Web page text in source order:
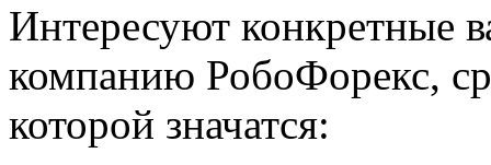
Интересуют конкретные
компанию РобоФорекс,
которой значатся: